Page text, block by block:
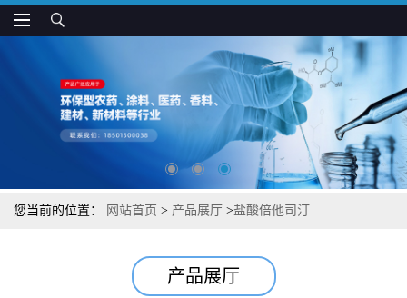
您当前的位置： 网站首页 > 产品展厅 >盐酸倍他司汀
产品展厅